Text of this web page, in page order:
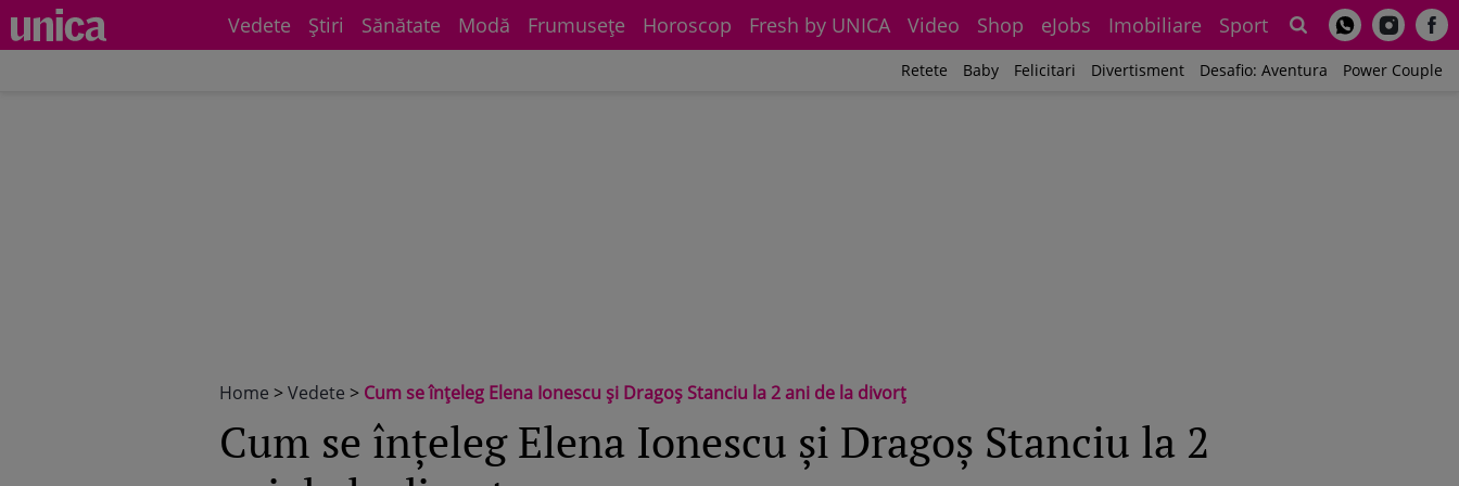
Vedete Știri Sănătate Modă Frumuseţe Horoscop Fresh by UNICA Video Shop eJobs Imobiliare Sport
Retete Baby Felicitari Divertisment Desafio: Aventura Power Couple
Home >Vedete > Cum se înțeleg Elena Ionescu și Dragoș Stanciu la 2 ani de la divorț
Cum se înțeleg Elena Ionescu și Dragoș Stanciu la 2